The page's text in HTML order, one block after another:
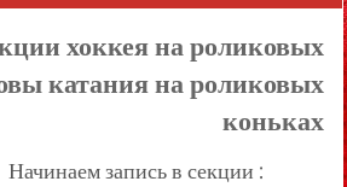
хоккея на роликовых
катания на роликовых
коньках
Начинаем запись в секции :